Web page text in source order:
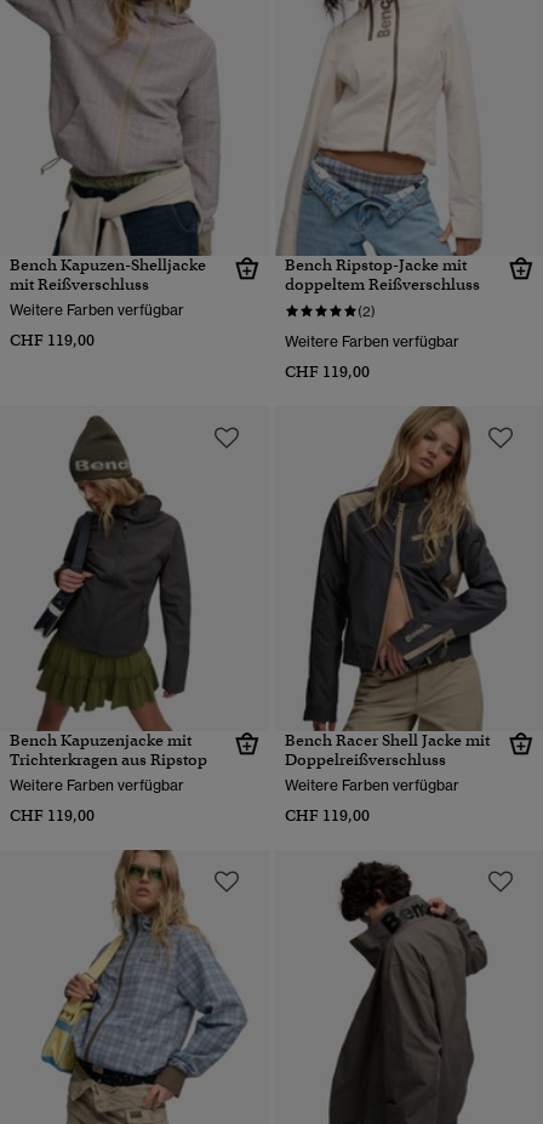
Bench Kapuzen-Shelljacke
mit Reißverschluss
Weitere Farben verfügbar
CHF 119,00
Bench Ripstop-Jacke mit
doppeltem Reißverschluss
(2)
Weitere Farben verfügbar
CHF 119,00
Bench Kapuzenjacke mit
Trichterkragen aus Ripstop
Weitere Farben verfügbar
CHF 119,00
Bench Racer Shell Jacke mit
Doppelreißverschluss
Weitere Farben verfügbar
CHF 119,00